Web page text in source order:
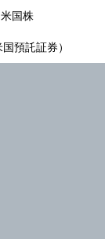
米国株
預託証券）